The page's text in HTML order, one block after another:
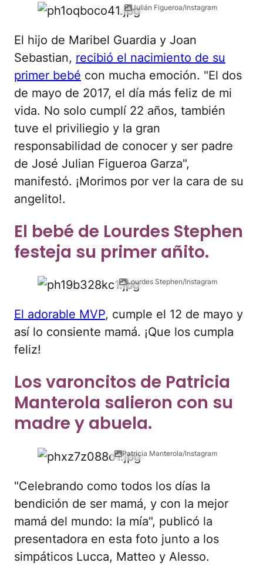
Julián Figueroa/Instagram
El hijo de Maribel Guardia y Joan
Sebastian, recibió el nacimiento de su
primer bebé con mucha emoción. "El dos
de mayo de 2017, el día más feliz de mi
vida. No solo cumplí 22 años, también
tuve el priviliegio y la gran
responsabilidad de conocer y ser padre
de José Julian Figueroa Garza",
manifestó. ¡Morimos por ver la cara de su
angelito!.
El bebé de Lourdes Stephen
festeja su primer añito.
Lourdes Stephen/Instagram
El adorable MVP, cumple el 12 de mayo y
así lo consiente mamá. ¡Que los cumpla
feliz!
Los varoncitos de Patricia
Manterola salieron con su
madre y abuela.
Patricia Manterola/Instagram
"Celebrando como todos los días la
bendición de ser mamá, y con la mejor
mamá del mundo: la mía", publicó la
presentadora en esta foto junto a los
simpáticos Lucca, Matteo y Alesso.